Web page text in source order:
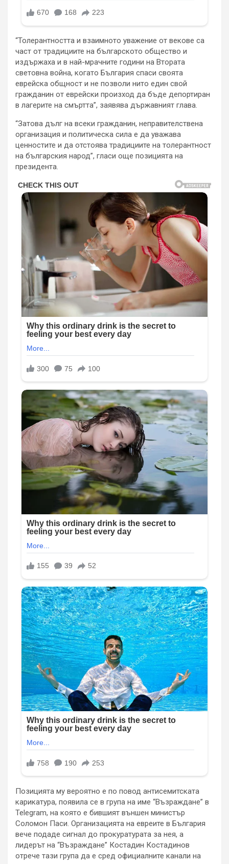
“Толерантността и взаимното уважение от векове са
част от традициите на българското общество и
издържаха и в най-мрачните години на Втората
световна война, когато България спаси своята
еврейска общност и не позволи нито един свой
гражданин от еврейски произход да бъде депортиран
в лагерите на смъртта”, заявява държавният глава.
“Затова дълг на всеки гражданин, неправителствена
организация и политическа сила е да уважава
ценностите и да отстоява традициите на толерантност
на българския народ”, гласи още позицията на
президента.
Позицията му вероятно е по повод антисемитската
карикатура, появила се в група на име “Възраждане” в
Telegram, на която е бившият външен министър
Соломон Паси. Организацията на евреите в България
вече подаде сигнал до прокуратурата за нея, а
лидерът на “Възраждане” Костадин Костадинов
отрече тази група да е сред официалните канали на